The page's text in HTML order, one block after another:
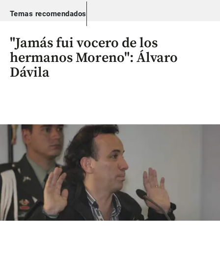
Temas recomendados
"Jamás fui vocero de los
hermanos Moreno": Álvaro
Dávila